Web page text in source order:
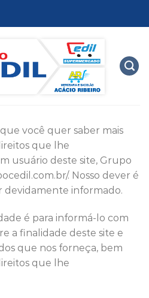
você quer saber mais
que lhe
usuário deste site, Grupo
. Nosso dever é
devidamente informado.
é para informá-lo com
a finalidade deste site e
que nos forneça, bem
que lhe